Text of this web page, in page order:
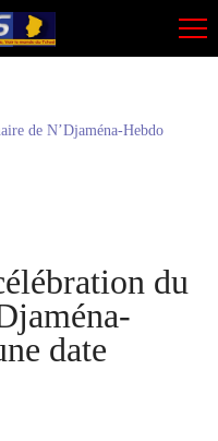
de N’Djaména-Hebdo
du
date